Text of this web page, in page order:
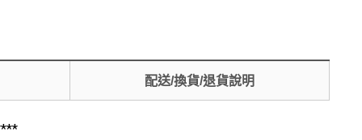
配送/換貨/退貨說明